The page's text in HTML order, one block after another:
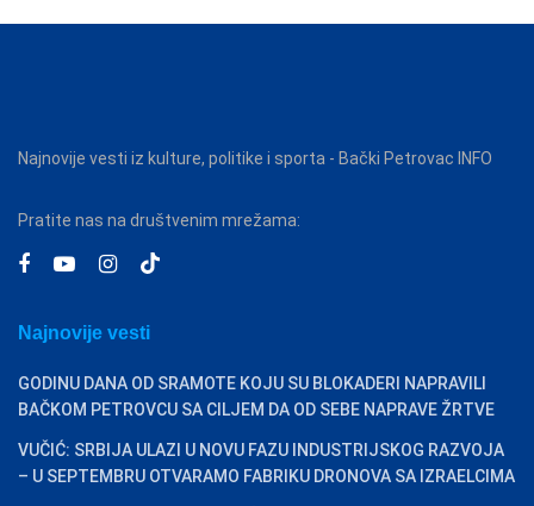
Najnovije vesti iz kulture, politike i sporta - Bački Petrovac INFO
Pratite nas na društvenim mrežama:
Najnovije vesti
GODINU DANA OD SRAMOTE KOJU SU BLOKADERI NAPRAVILI
BAČKOM PETROVCU SA CILJEM DA OD SEBE NAPRAVE ŽRTVE
VUČIĆ: SRBIJA ULAZI U NOVU FAZU INDUSTRIJSKOG RAZVOJA
– U SEPTEMBRU OTVARAMO FABRIKU DRONOVA SA IZRAELCIMA